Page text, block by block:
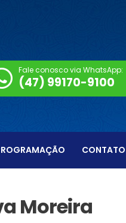
Fale conosco via WhatsApp:
(47) 99170-9100
CONTATO
Moreira